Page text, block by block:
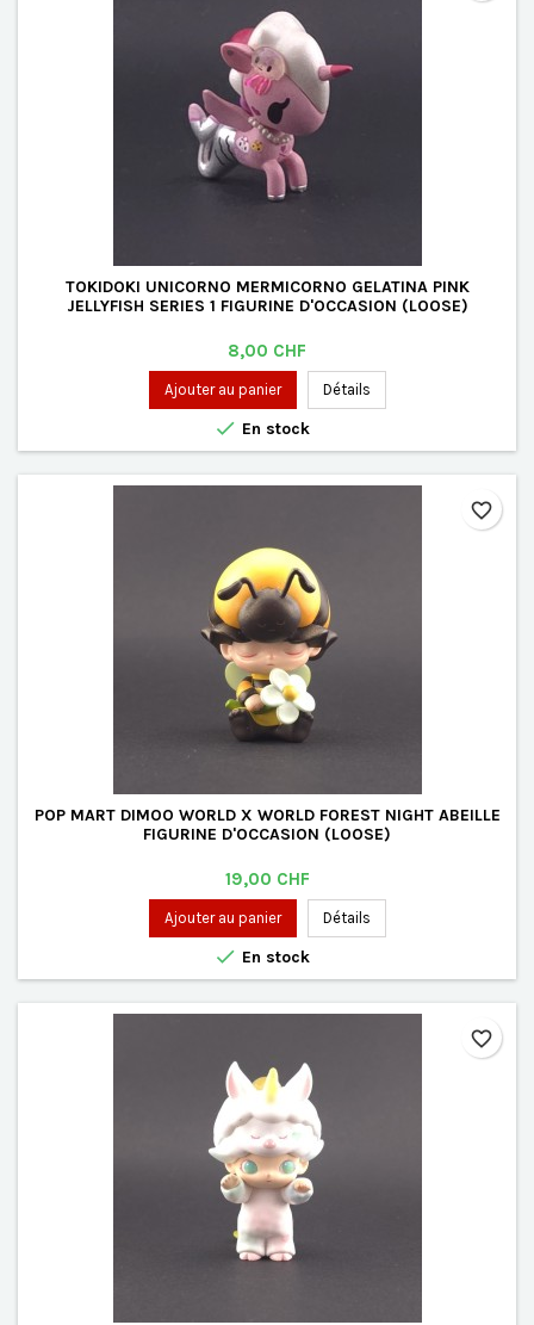
TOKIDOKI UNICORNO MERMICORNO GELATINA PINK
JELLYFISH SERIES 1 FIGURINE D'OCCASION (LOOSE)
Prix
8,00 CHF
Ajouter au panier Détails
 En stock
POP MART DIMOO WORLD X WORLD FOREST NIGHT ABEILLE
FIGURINE D'OCCASION (LOOSE)
Prix
19,00 CHF
Ajouter au panier Détails
 En stock
favorite_border
favorite_border